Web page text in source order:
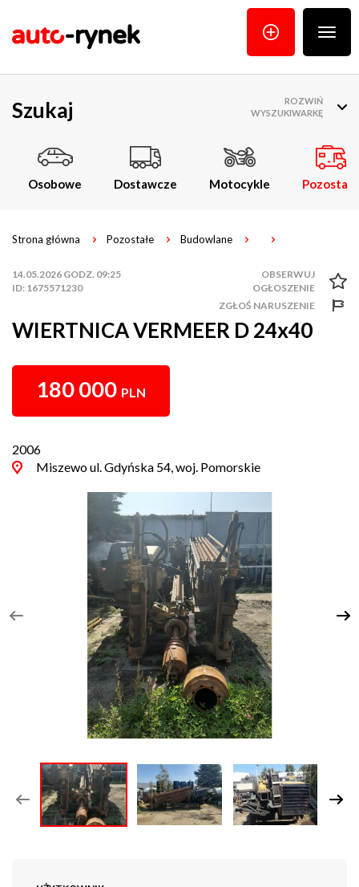
menu
Szukaj
Osobowe Dostawcze Motocykle Pozostałe
ROZWIŃ
WYSZUKIWARKĘ
Strona główna Pozostałe Budowlane
14.05.2026 GODZ. 09:25
ID: 1675571230
ZGŁOŚ NARUSZENIE
WIERTNICA VERMEER D 24x40
180 000 PLN
2006
Miszewo ul. Gdyńska 54, woj. Pomorskie